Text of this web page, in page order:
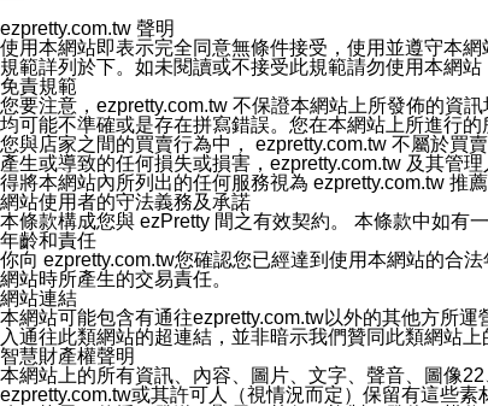
您同意本公司網站，透過您所提供的郵件地址與您取
停止接收這些資料或電子郵件。
十五、訊息通知
本公司/本服務將以通知型訊息傳送重要訊息給您。即
本公司/本服務傳送之通知型訊息以對您有效且重要的
1.LINE 帳號設定的電話號碼與本公司/本服務所傳來的
2.該 LINE 帳號已在 LINE APP 設定中，同意接收通知
3.LINE 帳號未封鎖傳送訊息之 LINE 官方帳號。
欲變更通知型訊息的設定，操作如下：
1.點選「主頁」＞「設定」
2.點選「隱私設定」
3.點選「提供使用資料」
4.點選「LINE通知型訊息」
5.開關「接收LINE通知型訊息」
❗️關閉「接收通知型訊息」後，將不會接收到來自任何
ezpretty.com.tw 聲明
使用本網站即表示完全同意無條件接受，使用並遵守本
規範詳列於下。如未閱讀或不接受此規範請勿使用本網
免責規範
您要注意，ezpretty.com.tw 不保證本網站上所發佈的資
均可能不準確或是存在拼寫錯誤。您在本網站上所進行
您與店家之間的買賣行為中， ezpretty.com.tw 不屬於買
產生或導致的任何損失或損害，ezpretty.com.tw 及其管
得將本網站內所列出的任何服務視為 ezpretty.com.tw 推
網站使用者的守法義務及承諾
本條款構成您與 ezPretty 間之有效契約。 本條款中如有
年齡和責任
你向 ezpretty.com.tw您確認您已經達到使用本網站的合
網站時所產生的交易責任。
網站連結
本網站可能包含有通往ezpretty.com.tw以外的其他方所
入通往此類網站的超連結，並非暗示我們贊同此類網站
智慧財產權聲明
本網站上的所有資訊、內容、圖片、文字、聲音、圖像
ezpretty.com.tw或其許可人（視情況而定）保留有這些